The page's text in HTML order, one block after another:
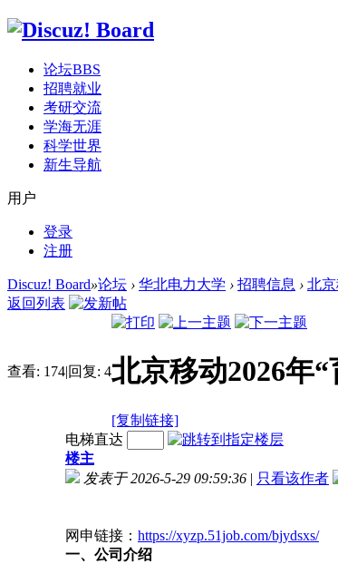
论坛BBS
招聘就业
考研交流
学海无涯
科学世界
新生导航
用户
登录
注册
Discuz! Board»论坛 › 华北电力大学 › 招聘信息 › 北
返回列表
查看: 174|回复: 4北京移动2026年
[复制链接]
电梯直达
楼主
发表于 2026-5-29 09:59:36 | 只看该作者
网申链接： https://xyzp.51job.com/bjydsxs/
一、公司介绍